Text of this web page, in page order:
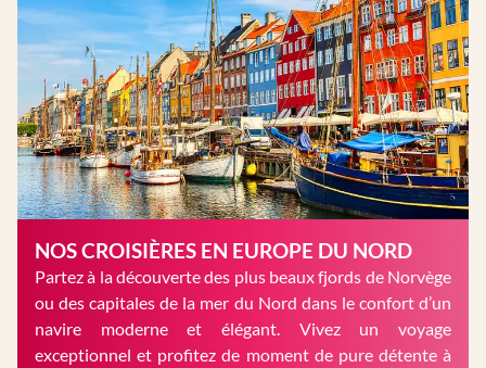
NOS CROISIÈRES EN EUROPE DU NORD
Partez à la découverte des plus beaux fjords de Norvège
ou des capitales de la mer du Nord dans le confort d’un
navire moderne et élégant. Vivez un voyage
exceptionnel et profitez de moment de pure détente à